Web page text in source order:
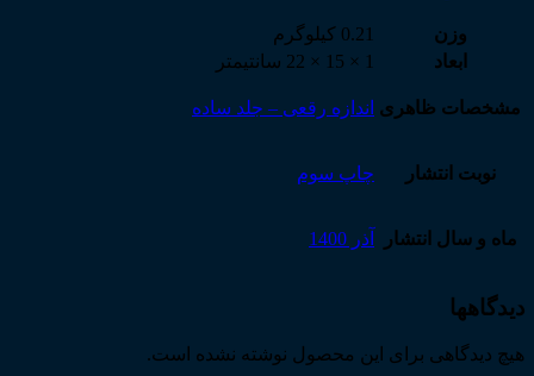
وزن
0.21 کیلوگرم
ابعاد
1 × 15 × 22 سانتیمتر
مشخصات ظاهری اندازه رقعی – جلد ساده
نوبت انتشار چاپ سوم
ماه و سال انتشار آذر 1400
دیدگاهها
هیچ دیدگاهی برای این محصول نوشته نشده است.